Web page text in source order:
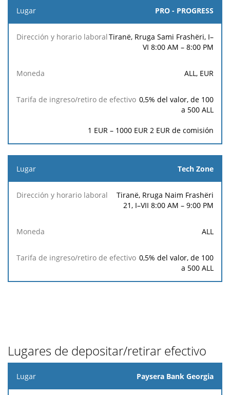
PRO - PROGRESS
Tiranë, Rruga Sami Frashëri, I–
VI 8:00 AM – 8:00 PM
ALL, EUR
0,5% del valor, de 100
a 500 ALL
1 EUR – 1000 EUR 2 EUR de comisión
Tech Zone
Tiranë, Rruga Naim Frashëri
21, I–VII 8:00 AM – 9:00 PM
ALL
0,5% del valor, de 100
a 500 ALL
Lugares de depositar/retirar efectivo
Lugar Paysera Bank Georgia